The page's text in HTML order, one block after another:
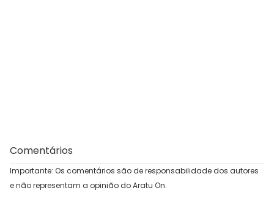
Comentários
Importante: Os comentários são de responsabilidade dos autores
e não representam a opinião do Aratu On.